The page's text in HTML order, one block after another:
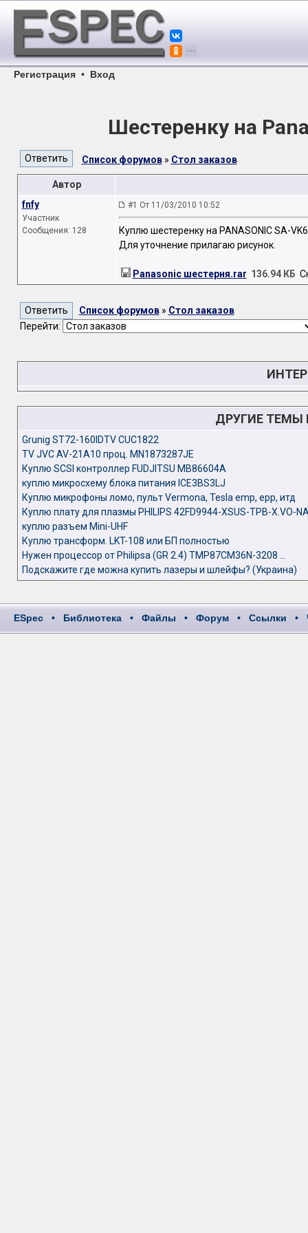
Регистрация • Вход
Шестеренку на
Список форумов» Стол заказов
Автор
fnfy
Участник
Сообщения: 128
#1 От 11/03/2010 10:52
Куплю шестеренку на PANASONIC SA-
Для уточнение прилагаю рисунок.
Panasonic шестерня.rar 136.94 КБ
Список форумов» Стол заказов
Перейти:
ДРУГИЕ ТЕМЫ
Grunig ST72-160IDTV CUC1822
TV JVC AV-21A10 проц. MN1873287JE
Куплю SCSI контроллер FUDJITSU MB86604A
куплю микросхему блока питания ICE3BS3LJ
Куплю микрофоны ломо, пульт Vermona, Tesla emp, epp, итд
Куплю плату для плазмы PHILIPS 42FD9944-XSUS-TPB-X.VO-
куплю разъем Mini-UHF
Куплю трансформ. LKT-108 или БП полностью
Нужен процессор от Philipsa (GR 2.4) TMP87CM36N-3208 ...
Подскажите где можна купить лазеры и шлейфы? (Украина)
ESpec • Библиотека • Файлы • Форум • Ссылки •